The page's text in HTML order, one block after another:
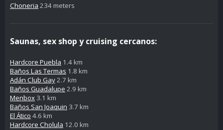
Choneria 234 meters
Saunas, sex shop y cruising cercanos:
Hardcore Puebla 1.4 km
Baños Las Termas 1.8 km
Adán Club Gay2.7 km
Baños Guadalupe 2.9 km
Menbox 3.1 km
Baños San Joaquin 3.7 km
El Ático 4.6 km
Hardcore Cholula 12.0 km